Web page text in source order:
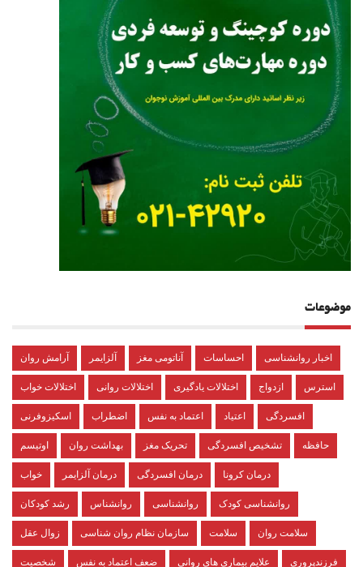
موضوعات
آرامش روان آلزایمر آناتومی مغز احساسات اخبار روانشناسی
اختلالات خواب اختلالات روانی اختلالات یادگیری ازدواج استرس
اسکیزوفرنی اضطراب اعتماد به نفس اعتیاد افسردگی
اوتیسم بهداشت روان تحریک مغز تشخیص افسردگی حافظه
خواب درمان آلزایمر درمان افسردگی درمان کرونا
رشد کودکان روانشناس روانشناسی روانشناسی کودک
زوال عقل سازمان نظام روان شناسی سلامت سلامت روان
شخصیت ضعف اعتماد به نفس علایم بیماری های روانی فرزندپروری